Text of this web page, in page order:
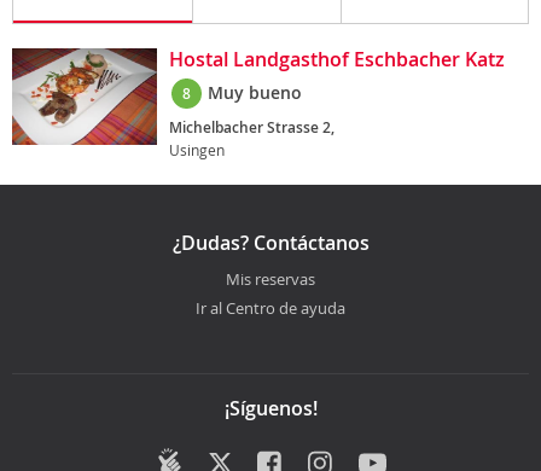
Hostal Landgasthof Eschbacher Katz
8 Muy bueno
Michelbacher Strasse 2,
Usingen
¿Dudas? Contáctanos
Mis reservas
Ir al Centro de ayuda
¡Síguenos!